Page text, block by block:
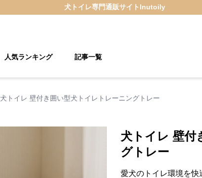
犬トイレ専門通販サイト Inutoily
人気ランキング 記事一覧
犬トイレ 壁付き囲い型犬トイレトレーニングトレー
犬トイレ 壁付
グトレー
愛犬のトイレ環境を快